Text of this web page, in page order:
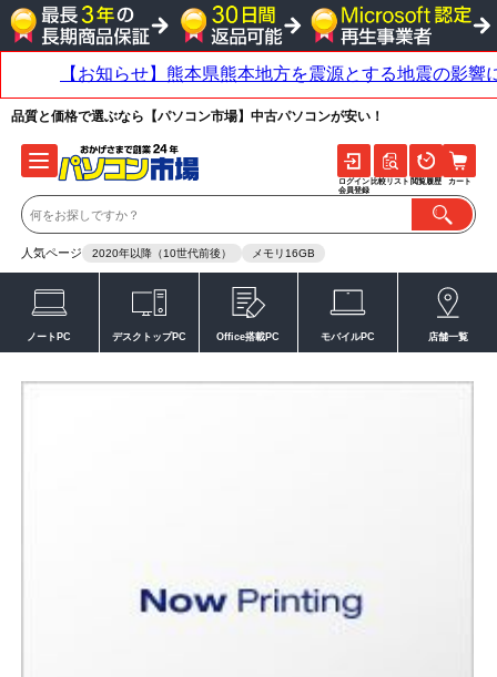
品質と価格で選ぶなら【パソコン市場】中古パソコンが安い！
人気ページ 2020年以降（10世代前後） メモリ16GB
ログイン
会員登録
比較リスト 閲覧履歴 カート
ノートPC デスクトップPC Office搭載PC モバイルPC 店舗一覧